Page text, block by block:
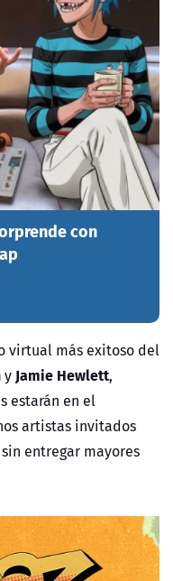
con
virtual más exitoso del
yJamie Hewlett,
estarán en el
artistas invitados
entregar mayores